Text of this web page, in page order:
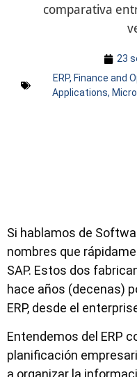
comparativa
23
ERP, Finance and
Applications,
Si hablamos de
nombres que
SAP. Estos dos
hace años (decenas)
ERP, desde el
Entendemos del ERP
planificación